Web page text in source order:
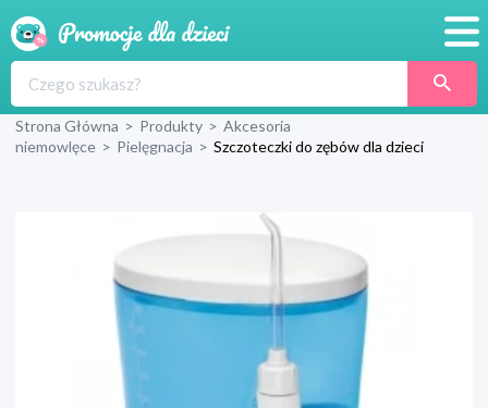
Produkty
Wyprawka
Strona Główna > Produkty > Akcesoria
niemowlęce > Pielęgnacja > Szczoteczki do zębów dla dzieci